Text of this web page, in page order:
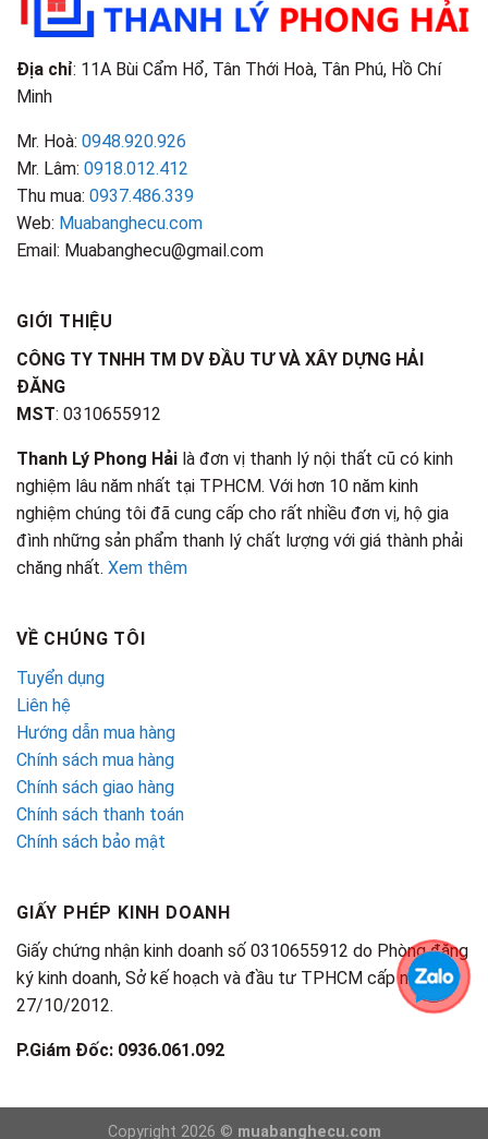
Nhận
Biết
Địa chỉ: 11A Bùi Cẩm Hổ, Tân Thới Hoà, Tân Phú, Hồ Chí
Minh
Mr. Hoà: 0948.920.926
Mr. Lâm: 0918.012.412
Thu mua: 0937.486.339
Web: Muabanghecu.com
Email: Muabanghecu@gmail.com
GIỚI THIỆU
CÔNG TY TNHH TM DV ĐẦU TƯ VÀ XÂY DỰNG HẢI
ĐĂNG
MST: 0310655912
Thanh Lý Phong Hải là đơn vị thanh lý nội thất cũ có kinh
nghiệm lâu năm nhất tại TPHCM. Với hơn 10 năm kinh
nghiệm chúng tôi đã cung cấp cho rất nhiều đơn vị, hộ gia
đình những sản phẩm thanh lý chất lượng với giá thành phải
chăng nhất. Xem thêm
VỀ CHÚNG TÔI
Tuyển dụng
Liên hệ
Hướng dẫn mua hàng
Chính sách mua hàng
Chính sách giao hàng
Chính sách thanh toán
Chính sách bảo mật
GIẤY PHÉP KINH DOANH
Giấy chứng nhận kinh doanh số 0310655912 do Phòng đăng
ký kinh doanh, Sở kế hoạch và đầu tư TPHCM cấp ngày
27/10/2012.
P.Giám Đốc: 0936.061.092
Copyright 2026 © muabanghecu.com